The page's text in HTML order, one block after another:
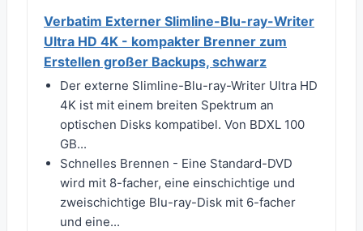
Verbatim Externer Slimline-Blu-ray-Writer
Ultra HD 4K - kompakter Brenner zum
Erstellen großer Backups, schwarz
Der externe Slimline-Blu-ray-Writer Ultra HD
4K ist mit einem breiten Spektrum an
optischen Disks kompatibel. Von BDXL 100
GB...
Schnelles Brennen - Eine Standard-DVD
wird mit 8-facher, eine einschichtige und
zweischichtige Blu-ray-Disk mit 6-facher
und eine...